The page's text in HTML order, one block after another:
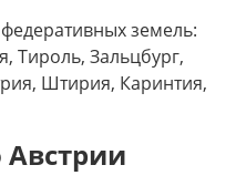
земель:
Тироль, Зальцбург,
Штирия, Каринтия,
Австрии